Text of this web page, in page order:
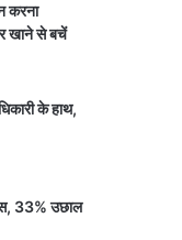
करना
खाने से बचें
के हाथ,
33% उछाल